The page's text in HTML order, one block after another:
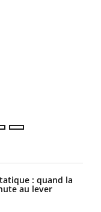
: quand la
au lever